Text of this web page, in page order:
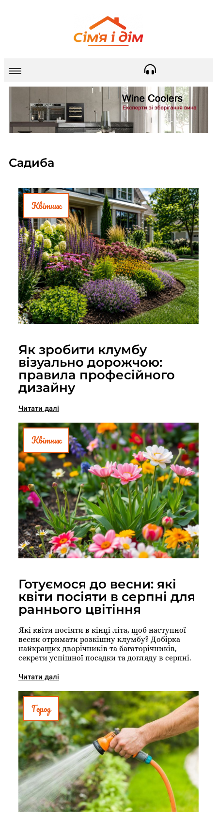
Садиба
Квітник
Як зробити клумбу
візуально дорожчою:
правила професійного
дизайну
Читати далі
Квітник
Готуємося до весни: які
квіти посіяти в серпні для
раннього цвітіння
Які квіти посіяти в кінці літа, щоб наступної
весни отримати розкішну клумбу? Добірка
найкращих дворічників та багаторічників,
секрети успішної посадки та догляду в серпні.
Читати далі
Город